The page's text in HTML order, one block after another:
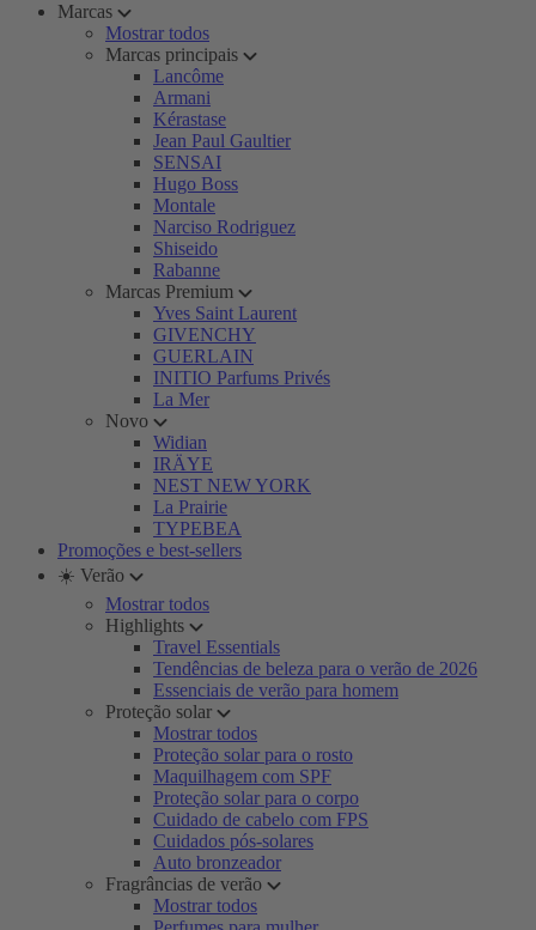
Marcas
Mostrar todos
Marcas principais
Lancôme
Armani
Kérastase
Jean Paul Gaultier
SENSAI
Hugo Boss
Montale
Narciso Rodriguez
Shiseido
Rabanne
Marcas Premium
Yves Saint Laurent
GIVENCHY
GUERLAIN
INITIO Parfums Privés
La Mer
Novo
Widian
IRÄYE
NEST NEW YORK
La Prairie
TYPEBEA
Promoções e best-sellers
☀️ Verão
Mostrar todos
Highlights
Travel Essentials
Tendências de beleza para o verão de 2026
Essenciais de verão para homem
Proteção solar
Mostrar todos
Proteção solar para o rosto
Maquilhagem com SPF
Proteção solar para o corpo
Cuidado de cabelo com FPS
Cuidados pós-solares
Auto bronzeador
Fragrâncias de verão
Mostrar todos